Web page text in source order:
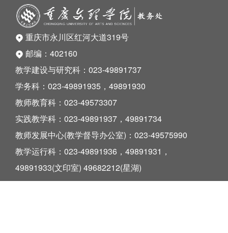
重庆市永川区红河大道319号
邮编：402160
教学建设与研究科：023-49891737
学务科：023-49891935，49891930
教师教育科：023-49573307
实践教学科：023-49891937，49891734
教师发展中心(教学督导办公室)：023-49575990
教学运行科：023-49891936，49891931，
49891933(文印室) 49682212(星湖)